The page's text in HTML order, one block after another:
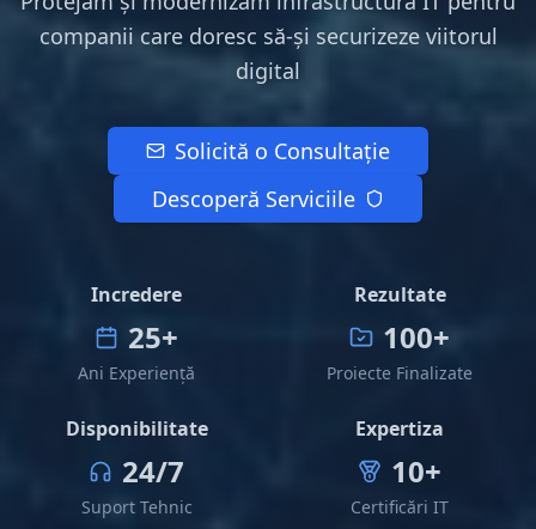
companii care doresc să-și securizeze viitorul
digital
Solicită o Consultație
Descoperă Serviciile
Incredere
25+
Ani Experiență
Rezultate
100+
Proiecte Finalizate
Disponibilitate
24/7
Suport Tehnic
Expertiza
10+
Certificări IT